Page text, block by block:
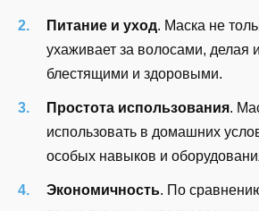
Питание и уход. Маска не
ухаживает за волосами, делая
блестящими и здоровыми.
Простота использования.
использовать в домашних
особых навыков и
Экономичность. По